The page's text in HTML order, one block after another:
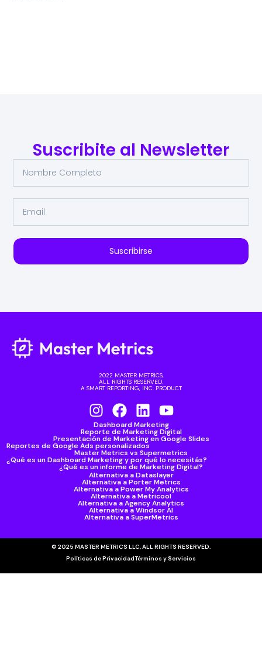
Suscribite al Newsletter
Suscribirse
2022 MASTER METRICS,
ALL RIGHTS RESERVED.
A SMART REPORTING, INC. PRODUCT
Dashboard Marketing
Reporte de Marketing Digital
Presentación de Marketing en Google Slides
Reportes de Google Ads personalizados
Master Metrics vs Supermetrics
¿Qué es un Dashboard Marketing y por qué lo necesitás?
¿Qué es un informe de Marketing Digital?
Alternativa a Dataslayer
Alternativa a Porter Metrics
Alternativa a Power My Analytics
Alternativa a Metricool
Alternativa a Agency Analytics
Alternativa a Windsor AI
Alternativa a SuperMetrics
© 2025 MASTER METRICS LLC, ALL RIGHTS RESERVED.
Políticas de PrivacidadTérminos y Servicios